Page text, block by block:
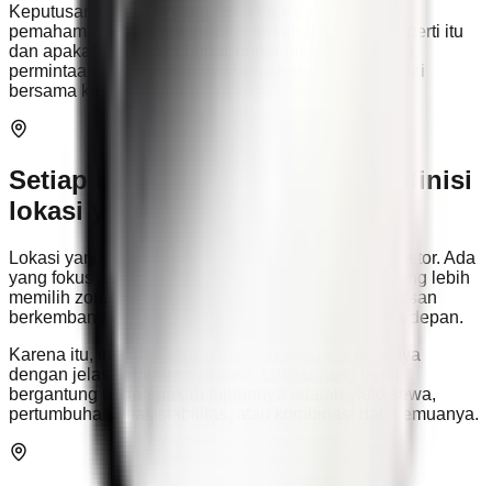
Keputusan investasi yang lebih baik datang dari
pemahaman mengapa properti tersebut dihargai seperti itu
dan apakah lokasinya benar-benar bisa mendukung
permintaan di masa depan. Harga harus selalu dinilai
bersama kualitas, kepraktisan, dan daya jualnya.
Setiap investor bisa memiliki definisi
lokasi yang baik yang berbeda
Lokasi yang baik tidak selalu sama bagi setiap investor. Ada
yang fokus pada area hunian keluarga, ada juga yang lebih
memilih zona bisnis pusat, koridor sewa, atau kawasan
berkembang dengan potensi pertumbuhan di masa depan.
Karena itu, investor harus mendefinisikan strateginya
dengan jelas sebelum membeli. Lokasi yang tepat
bergantung pada apakah tujuannya adalah yield sewa,
pertumbuhan nilai, stabilitas, atau kombinasi dari semuanya.